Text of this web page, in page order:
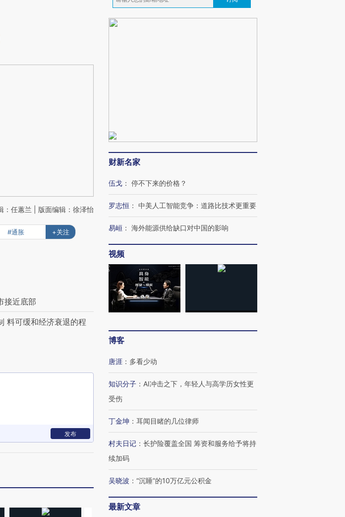
：任蕙兰 | 版面编辑：徐泽怡
#通胀 +关注
接近底部
料可缓和经济衰退的程
发布
财新名家
伍戈 ： 停不下来的价格？
罗志恒 ： 中美人工智能竞争：道路比技术更重要
易峘 ： 海外能源供给缺口对中国的影响
视频
博客
唐涯 ： 多看少动
知识分子 ： AI冲击之下，年轻人与高学历女性更
受伤
丁金坤 ： 耳闻目睹的几位律师
村夫日记 ： 长护险覆盖全国 筹资和服务给予将持
续加码
吴晓波 ： “沉睡”的10万亿元公积金
最新文章